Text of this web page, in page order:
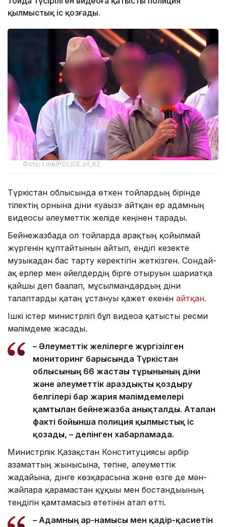
қылмыстық іс қозғады.
Фото: t.me/POLICE_of_KZ
Түркістан облысында өткен тойлардың бірінде
тілектің орнына діни «уағыз» айтқан ер адамның
видеосы әлеуметтік желіде кеңінен тарады.
Бейнежазбада ол тойларда арақтың қойылмай
жүргенін құптайтынын айтып, ендігі кезекте
музыкадан бас тарту керектігін жеткізген. Сондай-
ақ ерлер мен әйелдердің бірге отыруын шариғатқа
қайшы деп бағалап, мұсылмандардың діни
талаптарды қатаң ұстануы қажет екенін айтқан.
Ішкі істер министрлігі бұл видеоға қатысты ресми
мәлімдеме жасады.
– Әлеуметтік желілерге жүргізілген
мониторинг барысында Түркістан
облысының 66 жастағы тұрғынының діни
және әлеуметтік араздықты қоздыру
белгілері бар жария мәлімдемелері
қамтылған бейнежазба анықталды. Аталған
факті бойынша полиция қылмыстық іс
қозғады, – делінген хабарламада.
Министрлік Қазақстан Конституциясы әрбір
азаматтың жынысына, тегіне, әлеуметтік
жағдайына, дінге көзқарасына және өзге де мән-
жайларға қарамастан құқығы мен бостандығының
теңдігін қамтамасыз ететінін атап өтті.
– Адамның ар-намысы мен қадір-қасиетін